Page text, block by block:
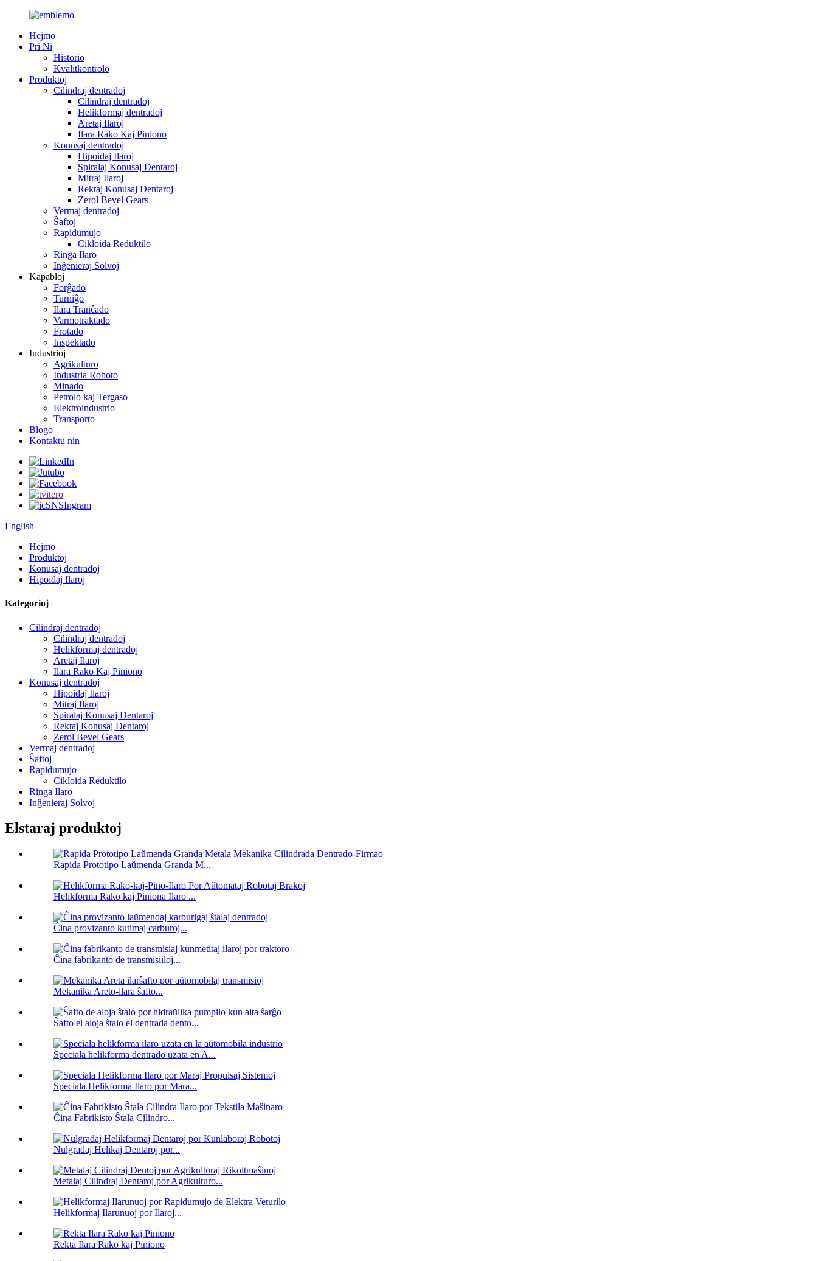
Hejmo
Pri Ni
Historio
Kvalitkontrolo
Produktoj
Cilindraj dentradoj
Cilindraj dentradoj
Helikformaj dentradoj
Aretaj Ilaroj
Ilara Rako Kaj Piniono
Konusaj dentradoj
Hipoidaj Ilaroj
Spiralaj Konusaj Dentaroj
Mitraj Ilaroj
Rektaj Konusaj Dentaroj
Zerol Bevel Gears
Vermaj dentradoj
Ŝaftoj
Rapidumujo
Cikloida Reduktilo
Ringa Ilaro
Inĝenieraj Solvoj
Kapabloj
Forĝado
Turniĝo
Ilara Tranĉado
Varmotraktado
Frotado
Inspektado
Industrioj
Agrikulturo
Industria Roboto
Minado
Petrolo kaj Tergaso
Elektroindustrio
Transporto
Blogo
Kontaktu nin
English
Hejmo
Produktoj
Konusaj dentradoj
Hipoidaj Ilaroj
Kategorioj
Cilindraj dentradoj
Cilindraj dentradoj
Helikformaj dentradoj
Aretaj Ilaroj
Ilara Rako Kaj Piniono
Konusaj dentradoj
Hipoidaj Ilaroj
Mitraj Ilaroj
Spiralaj Konusaj Dentaroj
Rektaj Konusaj Dentaroj
Zerol Bevel Gears
Vermaj dentradoj
Ŝaftoj
Rapidumujo
Cikloida Reduktilo
Ringa Ilaro
Inĝenieraj Solvoj
Elstaraj produktoj
Rapida Prototipo Laŭmenda Granda M...
Helikforma Rako kaj Piniona Ilaro ...
Ĉina provizanto kutimaj carburoj...
Ĉina fabrikanto de transmisiiloj...
Mekanika Areto-ilara ŝafto...
Ŝafto el aloja ŝtalo el dentrada dento...
Speciala helikforma dentrado uzata en A...
Speciala Helikforma Ilaro por Mara...
Ĉina Fabrikisto Ŝtala Cilindro...
Nulgradaj Helikaj Dentaroj por...
Metalaj Cilindraj Dentaroj por Agrikulturo...
Helikformaj Ilarunuoj por Ilaroj...
Rekta Ilara Rako kaj Piniono